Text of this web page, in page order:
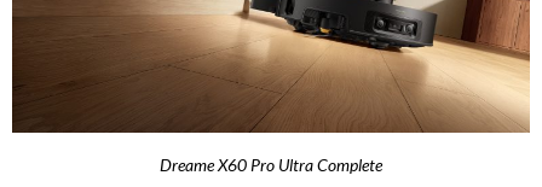
Dreame X60 Pro Ultra Complete